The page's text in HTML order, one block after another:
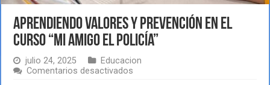
Aprendiendo valores y prevención en el
curso “Mi Amigo el Policía”
julio 24, 2025
Educacion
Comentarios desactivados